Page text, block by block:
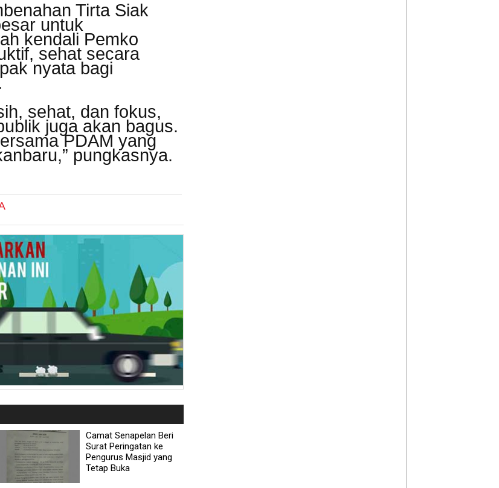
Tirta Siak
untuk
kendali Pemko
sehat secara
nyata bagi
sehat, dan fokus,
juga akan bagus.
PDAM yang
pungkasnya.
Camat Senapelan Beri
Surat Peringatan ke
Pengurus Masjid yang
Tetap Buka